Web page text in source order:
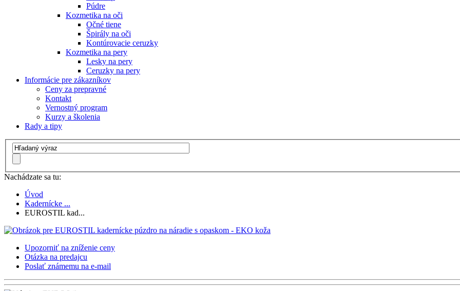
Púdre
Kozmetika na oči
Očné tiene
Špirály na oči
Kontúrovacie ceruzky
Kozmetika na pery
Lesky na pery
Ceruzky na pery
Informácie pre zákazníkov
Ceny za prepravné
Kontakt
Vernostný program
Kurzy a školenia
Rady a tipy
Nachádzate sa tu:
Úvod
Kadernícke ...
EUROSTIL kad...
Upozorniť na zníženie ceny
Otázka na predajcu
Poslať známemu na e-mail